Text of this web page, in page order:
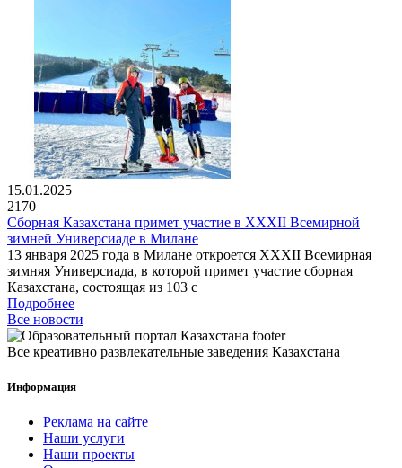
15.01.2025
2170
Сборная Казахстана примет участие в XXXII Всемирной
зимней Универсиаде в Милане
13 января 2025 года в Милане откроется XXXII Всемирная
зимняя Универсиада, в которой примет участие сборная
Казахстана, состоящая из 103 с
Подробнее
Все новости
Все креативно развлекательные заведения Казахстана
Информация
Реклама на сайте
Наши услуги
Наши проекты